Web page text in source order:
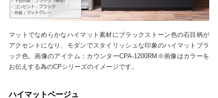
マットでなめらかなハイマット素材にブラックストーン色の石目柄が
アクセントになり、モダンでスタイリッシュな印象のハイマットブラ
ック色。画像のアイテム：カウンターCPA-1200RM※画像はカラーを
お伝えする為のCPシリーズのイメージです。
ハイマットベージュ